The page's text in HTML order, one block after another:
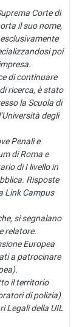
Corte di
il suo nome,
poi
di continuare
ricerca, è stato
la Scuola di
degli
Penali e
di Roma e
di I livello in
Risposte
Link Campus
si segnalano
relatore.
Europea
a patrocinare
il territorio
di polizia)
Legali della UIL